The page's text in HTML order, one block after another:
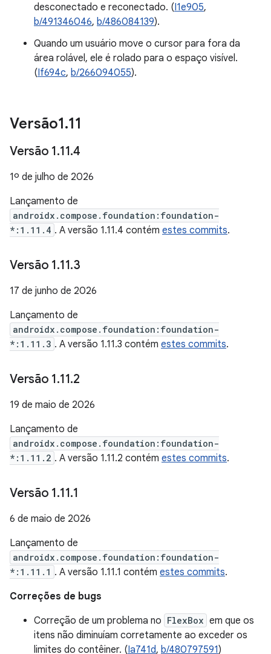
desconectado e reconectado. (I1e905,
b/491346046, b/486084139).
Quando um usuário move o cursor para fora da
área rolável, ele é rolado para o espaço visível.
(If694c, b/266094055).
Versão1.11
Versão 1.11.4
1º de julho de 2026
Lançamento de
androidx.compose.foundation:foundation-
*:1.11.4 . A versão 1.11.4 contém estes commits.
Versão 1.11.3
17 de junho de 2026
Lançamento de
androidx.compose.foundation:foundation-
*:1.11.3 . A versão 1.11.3 contém estes commits.
Versão 1.11.2
19 de maio de 2026
Lançamento de
androidx.compose.foundation:foundation-
*:1.11.2 . A versão 1.11.2 contém estes commits.
Versão 1.11.1
6 de maio de 2026
Lançamento de
androidx.compose.foundation:foundation-
*:1.11.1 . A versão 1.11.1 contém estes commits.
Correções de bugs
Correção de um problema no FlexBox em que os
itens não diminuíam corretamente ao exceder os
limites do contêiner. (Ia741d, b/480797591)